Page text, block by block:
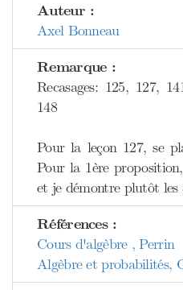
Auteur :
Axel Bonneau
Remarque :
Recasages: 125, 127,
148
Pour la leçon 127, se
Pour la 1ère
et je démontre plutôt
Références :
Cours d'algèbre , Perrin
Algèbre et probabilités,